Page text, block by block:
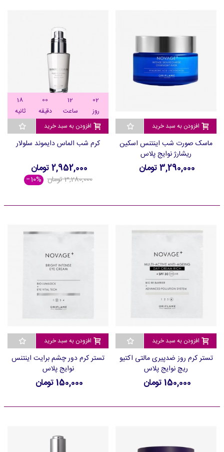
افزودن به سبد خرید
ماسک صورت شب اینتنس اسکین
ریشارژ نوایج پلاس
3,290,000 تومان
افزودن به سبد خرید
02
روز
12
ساعت
00
دقیقه
17
ثانیه
کرم شب الماس دایموند سلولار
2,952,000 تومان
3,280,000 تومان ‎−10%
افزودن به سبد خرید
تستر کرم روز ضدپیری مالتی اکتیو
ریچ نوایج پلاس
150,000 تومان
افزودن به سبد خرید
تستر کرم دور چشم برایت اینتنس
نوایج پلاس
150,000 تومان